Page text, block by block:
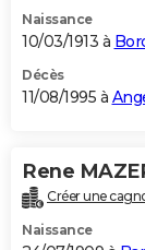
Naissance
10/03/1913 à
Décès
11/08/1995 à
Rene
Créer une
Naissance